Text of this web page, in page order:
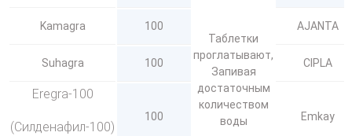
Таблетки
проглатывают,
Запивая
достаточным
количеством
воды
Kamagra 100 AJANTA
Suhagra 100 CIPLA
Eregra-100
(Силденафил-100)
100 Emkay